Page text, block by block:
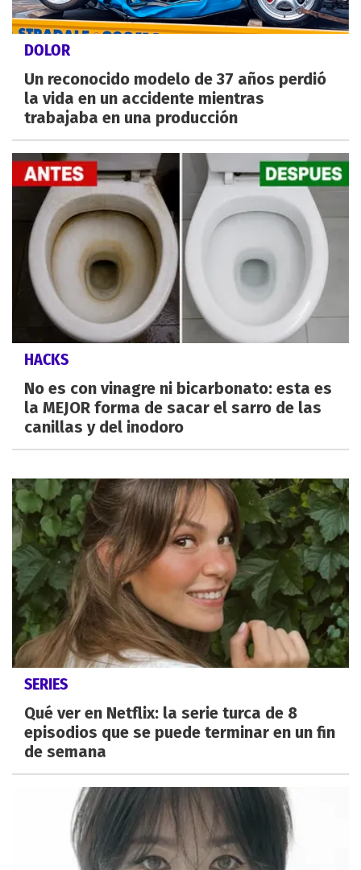
DOLOR
Un reconocido modelo de 37 años perdió
la vida en un accidente mientras
trabajaba en una producción
HACKS
No es con vinagre ni bicarbonato: esta es
la MEJOR forma de sacar el sarro de las
canillas y del inodoro
SERIES
Qué ver en Netflix: la serie turca de 8
episodios que se puede terminar en un fin
de semana